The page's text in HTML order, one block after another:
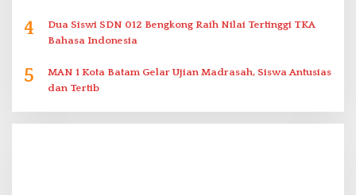
4
Dua Siswi SDN 012 Bengkong Raih Nilai Tertinggi TKA
Bahasa Indonesia
5
MAN 1 Kota Batam Gelar Ujian Madrasah, Siswa Antusias
dan Tertib